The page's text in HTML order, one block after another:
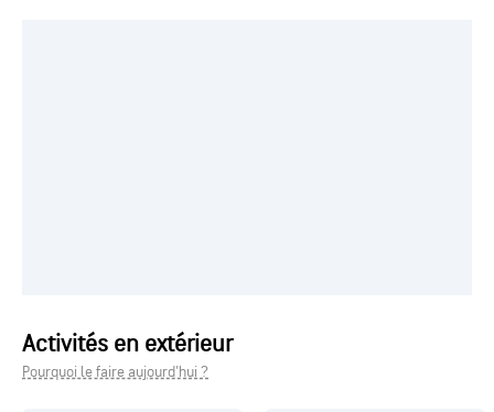
Activités en extérieur
Pourquoi le faire aujourd'hui ?